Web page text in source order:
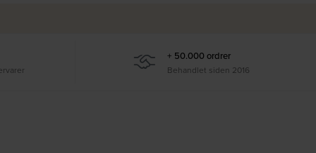
+ 50.000 ordrer
Behandlet siden 2016